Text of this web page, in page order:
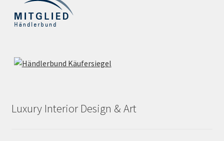
Luxury Interior Design & Art